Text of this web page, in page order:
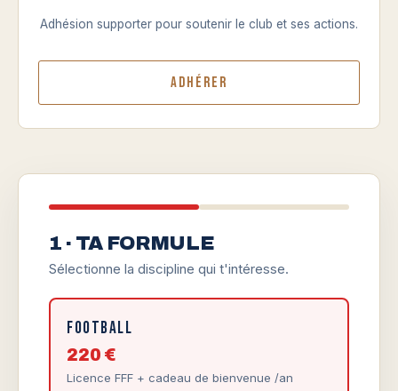
Adhésion supporter pour soutenir le club et ses actions.
Adhérer
1 · TA FORMULE
Sélectionne la discipline qui t'intéresse.
Football
220 €
Licence FFF + cadeau de bienvenue /an